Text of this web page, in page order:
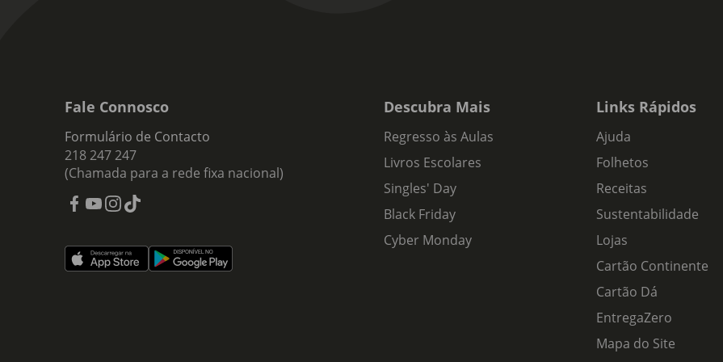
Fale Connosco
Formulário de Contacto
218 247 247
(Chamada para a rede fixa nacional)
Descubra Mais
Regresso às Aulas
Livros Escolares
Singles' Day
Black Friday
Cyber Monday
Links Rápidos
Ajuda
Folhetos
Receitas
Sustentabilidade
Lojas
Cartão Continente
Cartão Dá
EntregaZero
Mapa do Site